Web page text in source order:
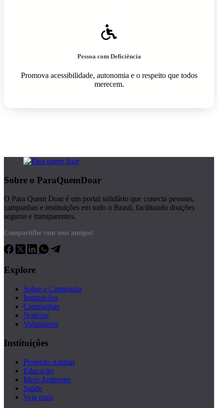
Pessoa com Deficiência
Promova acessibilidade, autonomia e o respeito que todos
merecem.
Sobre o ParaQuemDoar
O Para Quem Doar é um portal solidário que conecta pessoas,
campanhas e instituições em todo o Brasil, facilitando doações
seguras e transparentes.
Compartilhe com seus amigos!
Explore
Sobre a Campanha
Instituições
Campanhas
Notícias
Voluntários
Instituições
Proteção Animal
Educação
Meio Ambiente
Saúde
Veja mais